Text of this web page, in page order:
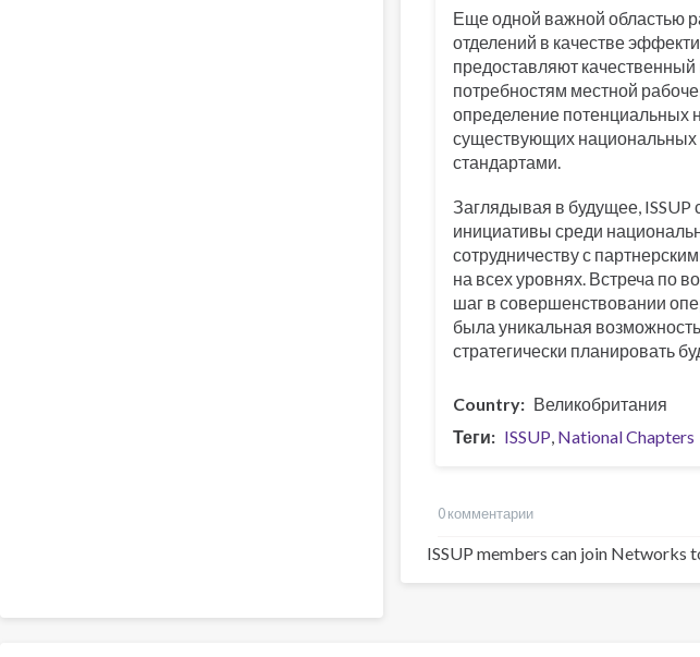
Еще одной важной областью
отделений в качестве
предоставляют
потребностям местной
определение потенциальных
существующих национальных
стандартами.
Заглядывая в будущее, ISSUP
инициативы среди
сотрудничеству с
на всех уровнях. Встреча по
шаг в совершенствовании
была уникальная
стратегически планировать
Country
Великобритания
Теги
ISSUP National Chapters
0 комментарии
ISSUP members can join Networks